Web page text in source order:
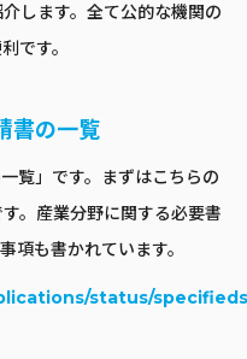
します。全て公的な機関の
です。
書の一覧
覧」です。まずはこちらの
。産業分野に関する必要書
項も書かれています。
status/